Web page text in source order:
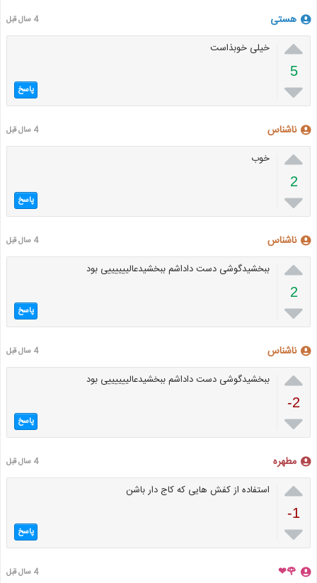
هستی 4 سال قبل

5

خیلی خوبذاست
پاسخ
ناشناس 4 سال قبل

2

خوب
پاسخ
ناشناس 4 سال قبل

2

ببخشیدگوشی دست داداشم ببخشیدعالییییییی بود
پاسخ
ناشناس 4 سال قبل

-2

ببخشیدگوشی دست داداشم ببخشیدعالییییییی بود
پاسخ
مطهره 4 سال قبل

-1

استفاده از کفش هایی که کاج دار باشن
پاسخ
🌹❤ 4 سال قبل